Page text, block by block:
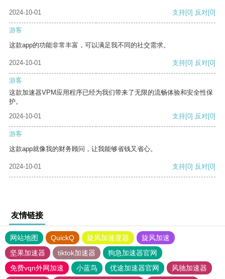
2024-10-01 支持[0] 反对[0]
游客
这款app的功能非常丰富，可以满足我不同的社交需求。
2024-10-01 支持[0] 反对[0]
游客
这款加速器VPM应用程序已经为我们带来了无限的流畅体验和安全性保
护。
2024-10-01
支持[0] 反对[0]
游客
这款app就像我的财务顾问，让我能够省钱又省心。
2024-10-01 支持[0] 反对[0]
友情链接
网站地图 QuickQ 旋风加速度器
旋风加速
坚果加速器
tiktok加速器
狗急加速器官网
免费vqn外网加速
小蓝鸟 优途加速器官网 风驰加速器